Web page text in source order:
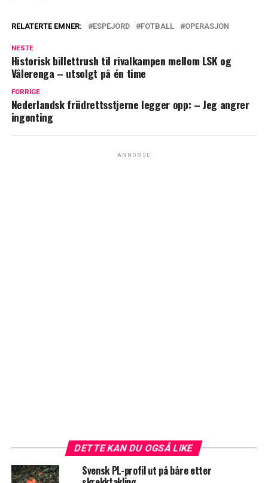
RELATERTE EMNER: ESPEJORD FOTBALL OPERASJON
NESTE
Historisk billettrush til rivalkampen mellom LSK og
Vålerenga – utsolgt på én time
FORRIGE
Nederlandsk friidrettsstjerne legger opp: – Jeg angrer
ingenting
ANNONSE
DETTE KAN DU OGSÅ LIKE
Svensk PL-profil ut på båre etter